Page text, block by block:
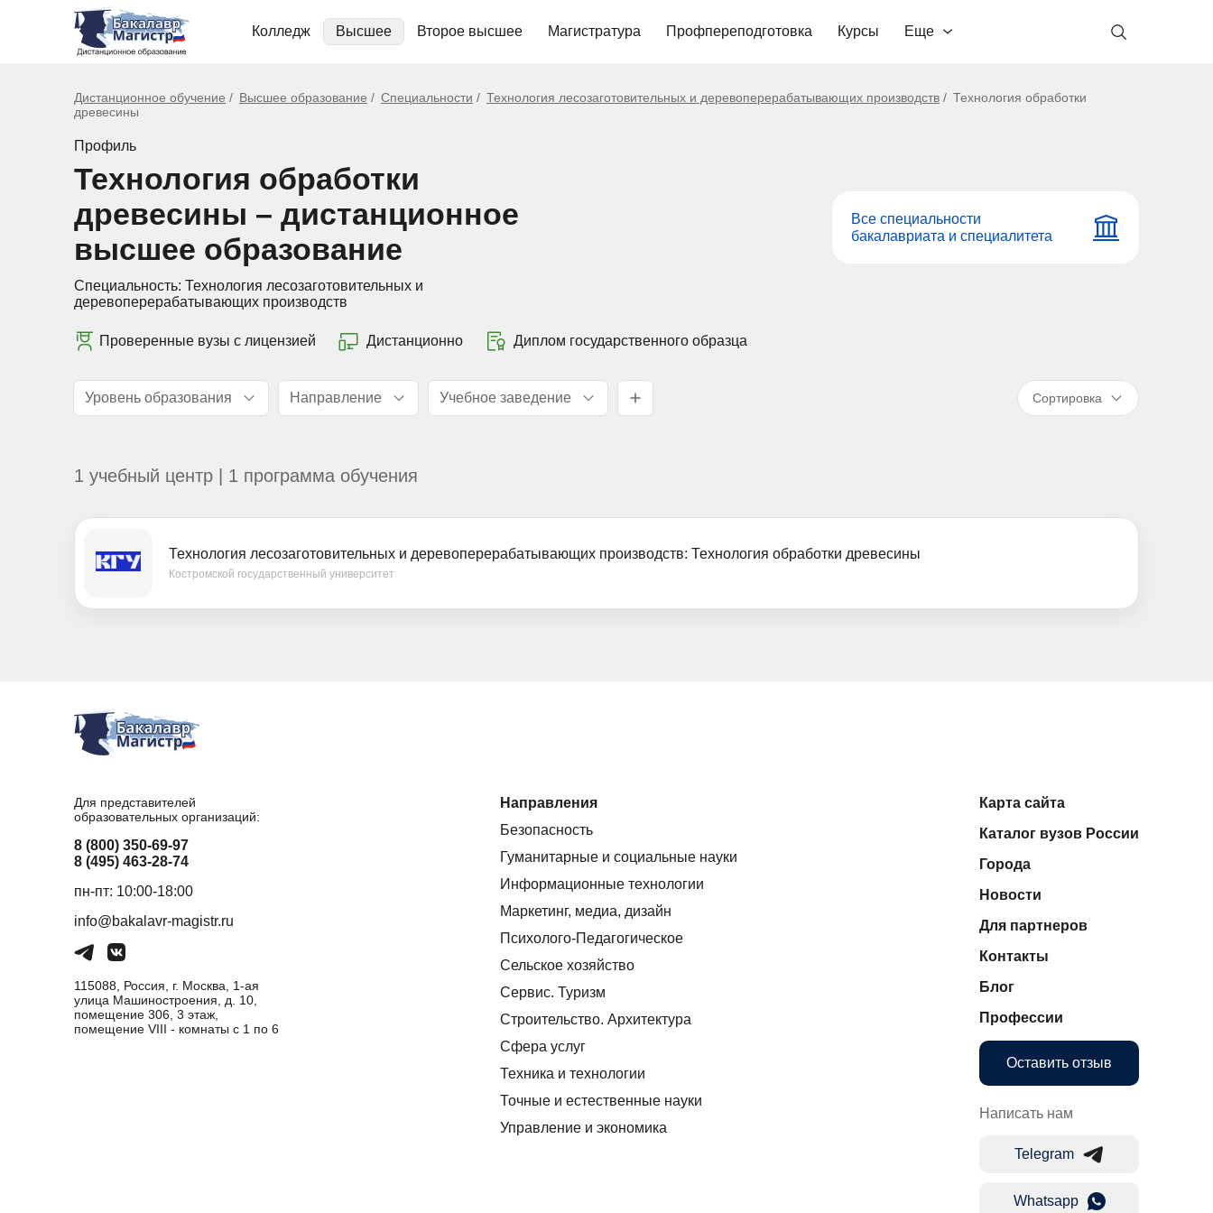
Колледж Высшее Второе высшее Магистратура Профпереподготовка Курсы Еще
Дистанционное обучение Высшее образование Специальности Технология лесозаготовительных и деревоперерабатывающих производств
Технология обработки
древесины
Профиль
Технология обработки
древесины – дистанционное
высшее образование
Специальность: Технология лесозаготовительных и
деревоперерабатывающих производств
Все специальности
бакалавриата и специалитета
Проверенные вузы с лицензией Дистанционно Диплом государственного образца
Уровень образования Направление Учебное заведение Сортировка
1 учебный центр | 1 программа обучения
Технология лесозаготовительных и деревоперерабатывающих производств: Технология обработки древесины
Костромской государственный университет
Для представителей
образовательных организаций:
8 (800) 350-69-97
8 (495) 463-28-74
пн-пт: 10:00-18:00
info@bakalavr-magistr.ru
115088, Россия, г. Москва, 1-ая
улица Машиностроения, д. 10,
помещение 306, 3 этаж,
помещение VIII - комнаты с 1 по 6
Направления
Безопасность
Гуманитарные и социальные науки
Информационные технологии
Маркетинг, медиа, дизайн
Психолого-Педагогическое
Сельское хозяйство
Сервис. Туризм
Строительство. Архитектура
Сфера услуг
Техника и технологии
Точные и естественные науки
Управление и экономика
Карта сайта
Каталог вузов России
Города
Новости
Для партнеров
Контакты
Блог
Профессии
Оставить отзыв
Написать нам
Telegram
Whatsapp